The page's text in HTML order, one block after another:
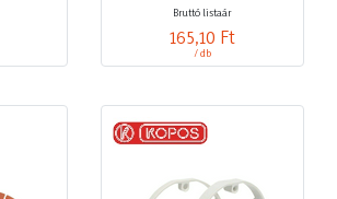
Bruttó listaár
165,10 Ft
/ db